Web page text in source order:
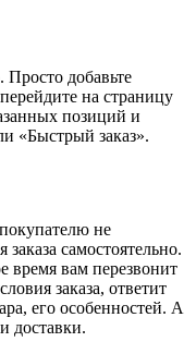
Просто добавьте
на страницу
позиций и
«Быстрый заказ».
не
самостоятельно.
время вам перезвонит
заказа, ответит
его особенностей. А
доставки.